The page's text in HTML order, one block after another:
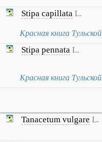
Stipa capillata L.
Красная книга
Stipa pennata L.
Красная книга
Tanacetum vulgare L.